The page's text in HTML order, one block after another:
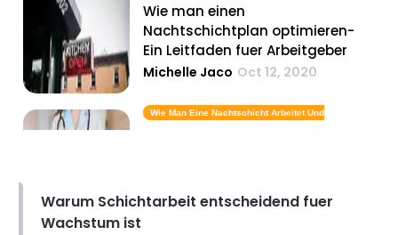
Wie man einen
Nachtschichtplan optimieren-
Ein Leitfaden fuer Arbeitgeber
Michelle Jaco Oct 12, 2020
Wie Man Eine Nachtschicht Arbeitet Und
Nachtschichten
Warum Schichtarbeit entscheidend fuer
Wachstum ist